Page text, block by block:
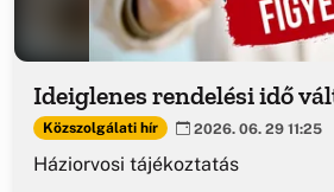
Ideiglenes rendelési idő
Közszolgálati hír 2026. 06. 29 11:25
Háziorvosi tájékoztatás